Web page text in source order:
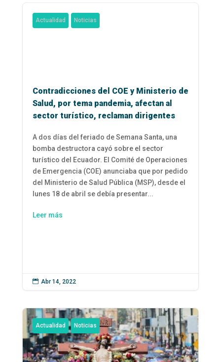
Actualidad Noticias
Contradicciones del COE y Ministerio de
Salud, por tema pandemia, afectan al
sector turístico, reclaman dirigentes
A dos días del feriado de Semana Santa, una
bomba destructora cayó sobre el sector
turístico del Ecuador. El Comité de Operaciones
de Emergencia (COE) anunciaba que por pedido
del Ministerio de Salud Pública (MSP), desde el
lunes 18 de abril se debía presentar...
Leer más
 Abr 14, 2022
Actualidad Noticias